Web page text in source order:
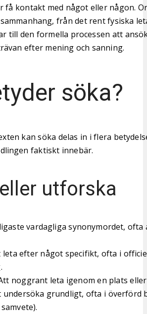
få kontakt med något eller någon.
från det rent fysiska
till den formella processen att
efter mening och sanning.
söka?
kan söka delas in i flera
faktiskt innebär.
utforska
vardagliga synonymordet, ofta
leta efter något specifikt, ofta i
noggrant leta igenom en plats
undersöka grundligt, ofta i överförd